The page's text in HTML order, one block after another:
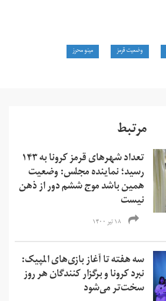
وضعیت قرمز مینو محرز
مرتبط
تعداد شهرهای قرمز کرونا به ۱۴۳
رسید؛ نماینده مجلس: وضعیت
همین باشد موج ششم دور از ذهن
نیست
۱۸ تیر ۱۴۰۰
سه هفته تا آغاز بازی‌های المپیک:
نبرد کرونا و برگزار کنندگان هر روز
سخت‌تر می‌شود